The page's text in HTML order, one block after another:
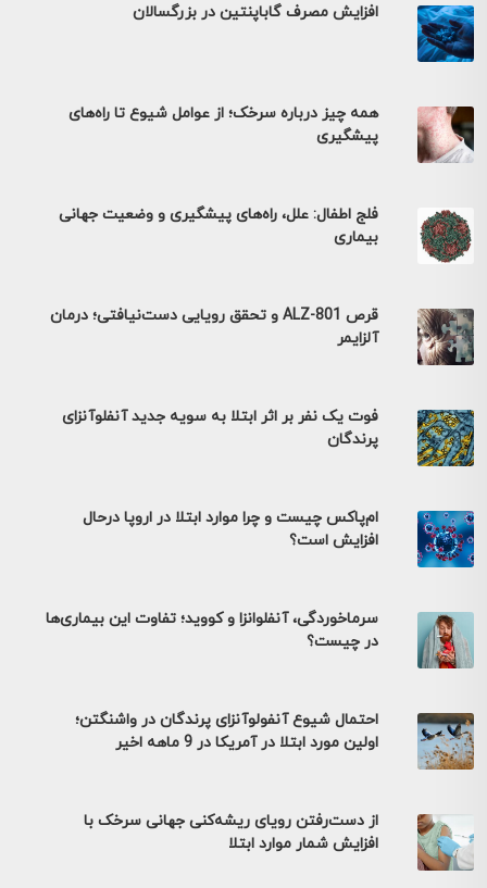
افزایش مصرف گاباپنتین در بزرگسالان
همه چیز درباره سرخک؛ از عوامل شیوع تا راه‌های
پیشگیری
فلج اطفال: علل، راه‌های پیشگیری و وضعیت جهانی
بیماری
قرص ALZ-801 و تحقق رویایی دست‌نیافتی؛ درمان
آلزایمر
فوت یک نفر بر اثر ابتلا به سویه جدید آنفلوآنزای
پرندگان
ام‌پاکس چیست و چرا موارد ابتلا در اروپا درحال
افزایش است؟
سرماخوردگی، آنفلوانزا و کووید؛ تفاوت این بیماری‌ها
در چیست؟
احتمال شیوع آنفولوآنزای پرندگان در واشنگتن؛
اولین مورد ابتلا در آمریکا در 9 ماهه اخیر
از دست‌رفتن رویای ریشه‌کنی جهانی سرخک با
افزایش شمار موارد ابتلا